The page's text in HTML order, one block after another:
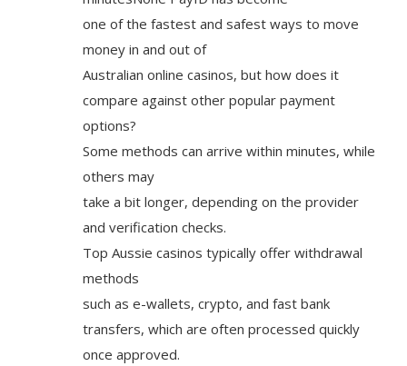
one of the fastest and safest ways to move
money in and out of
Australian online casinos, but how does it
compare against other popular payment
options?
Some methods can arrive within minutes, while
others may
take a bit longer, depending on the provider
and verification checks.
Top Aussie casinos typically offer withdrawal
methods
such as e-wallets, crypto, and fast bank
transfers, which are often processed quickly
once approved.